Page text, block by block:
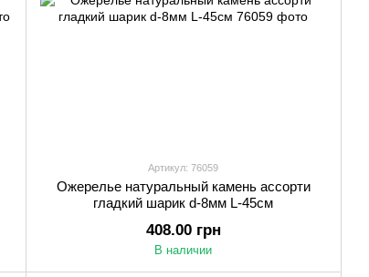
Артикул: 76059
Ожерелье натуральный камень ассорти
гладкий шарик d-8мм L-45см
408.00 грн
В наличии